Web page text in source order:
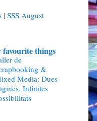
| SSS August
things
de
&
Media: Dues
Infinites